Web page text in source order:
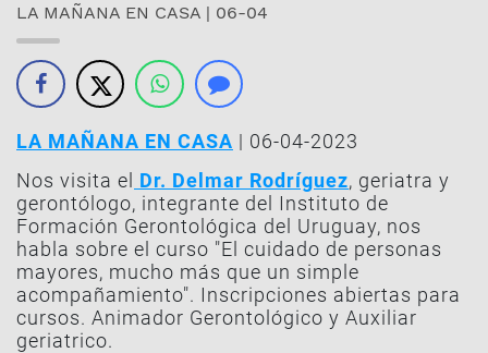
LA MAÑANA EN CASA | 06-04
LA MAÑANA EN CASA | 06-04-2023
Nos visita el Dr. Delmar Rodríguez, geriatra y
gerontólogo, integrante del Instituto de
Formación Gerontológica del Uruguay, nos
habla sobre el curso "El cuidado de personas
mayores, mucho más que un simple
acompañamiento". Inscripciones abiertas para
cursos. Animador Gerontológico y Auxiliar
geriatrico.